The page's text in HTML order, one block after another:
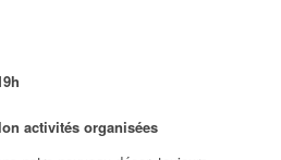
activités organisées